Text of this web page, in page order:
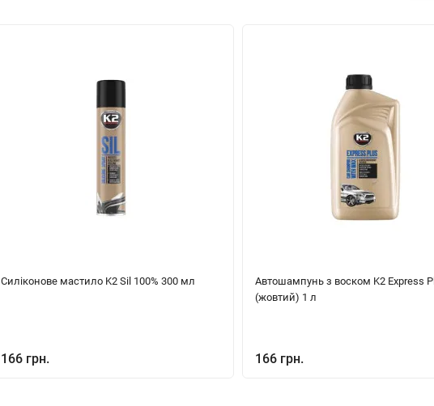
Силіконове мастило K2 Sil 100% 300 мл
166 грн.
Автошампунь з воском K2 Express
(жовтий) 1 л
166 грн.